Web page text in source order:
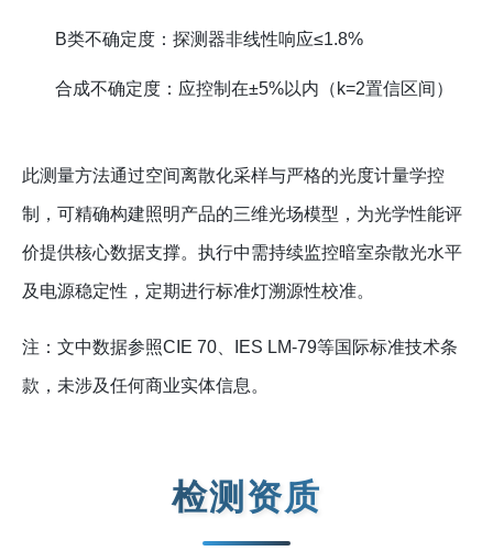
B类不确定度：探测器非线性响应≤1.8%
合成不确定度：应控制在±5%以内（k=2置信区间）
此测量方法通过空间离散化采样与严格的光度计量学控
制，可精确构建照明产品的三维光场模型，为光学性能评
价提供核心数据支撑。执行中需持续监控暗室杂散光水平
及电源稳定性，定期进行标准灯溯源性校准。
注：文中数据参照CIE 70、IES LM-79等国际标准技术条
款，未涉及任何商业实体信息。
检测资质